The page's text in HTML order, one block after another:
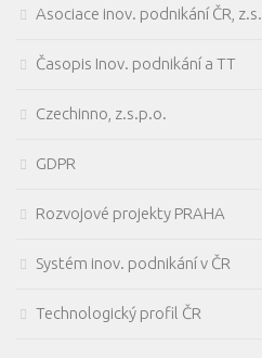
Asociace inov. podnikání ČR, z.s.
Časopis Inov. podnikání a TT
Czechinno, z.s.p.o.
GDPR
Rozvojové projekty PRAHA
Systém inov. podnikání v ČR
Technologický profil ČR